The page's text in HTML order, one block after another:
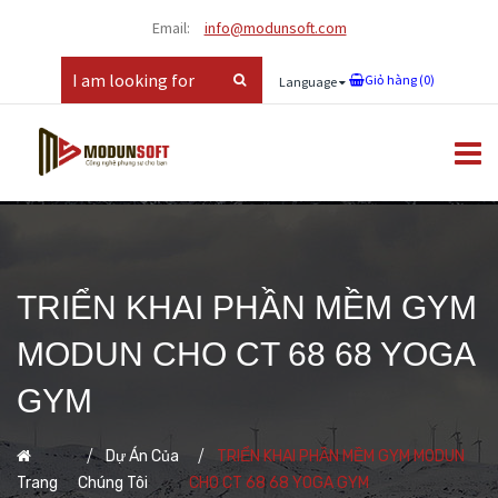
Email: info@modunsoft.com
Language Giỏ hàng (0)
TRIỂN KHAI PHẦN MỀM GYM
MODUN CHO CT 68 68 YOGA
GYM
Trang
Dự Án Của
Chúng Tôi
TRIỂN KHAI PHẦN MỀM GYM MODUN
CHO CT 68 68 YOGA GYM